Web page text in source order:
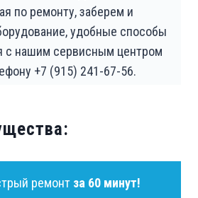
по ремонту, заберем и
удобные способы
с нашим сервисным центром
+7 (915) 241-67-56.
ремонт за 60 минут!